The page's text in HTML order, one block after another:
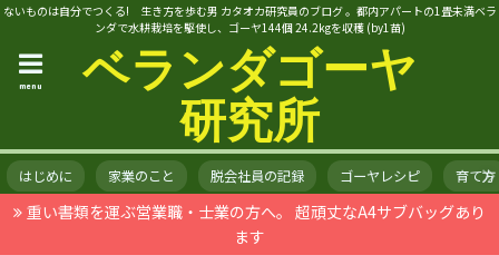
ないものは自分でつくる! 生き方を歩む男 カタオカ研究員のブログ 。都内アパートの1畳未満ベラ
ンダで水耕栽培を駆使し、ゴーヤ144個 24.2kgを収穫 (by1苗)
ベランダゴーヤ
研究所
menu
はじめに 家業のこと 脱会社員の記録 ゴーヤレシピ 育て方
重い書類を運ぶ営業職・士業の方へ。 超頑丈なA4サブバッグあり
ます